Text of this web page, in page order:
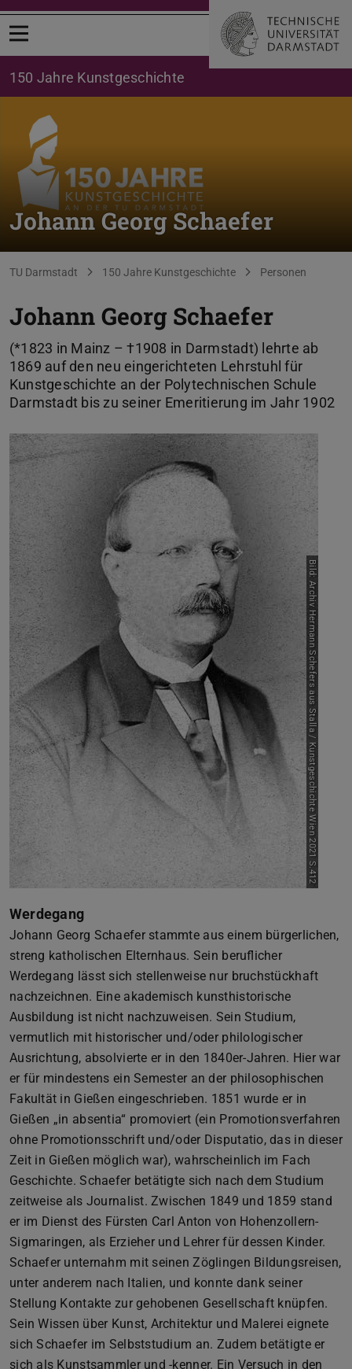
Menü öffnen
150 Jahre Kunstgeschichte
Johann Georg Schaefer
Sie befinden sich hier:
TU Darmstadt 150 Jahre Kunstgeschichte Personen
Johann Georg Schaefer
(*1823 in Mainz – †1908 in Darmstadt) lehrte ab
1869 auf den neu eingerichteten Lehrstuhl für
Kunstgeschichte an der Polytechnischen Schule
Darmstadt bis zu seiner Emeritierung im Jahr 1902
Bild: Archiv Hermann Schefers aus Stalla / Kunstgeschichte Wien 2021 S.412
Werdegang
Johann Georg Schaefer stammte aus einem bürgerlichen,
streng katholischen Elternhaus. Sein beruflicher
Werdegang lässt sich stellenweise nur bruchstückhaft
nachzeichnen. Eine akademisch kunsthistorische
Ausbildung ist nicht nachzuweisen. Sein Studium,
vermutlich mit historischer und/oder philologischer
Ausrichtung, absolvierte er in den 1840er-Jahren. Hier war
er für mindestens ein Semester an der philosophischen
Fakultät in Gießen eingeschrieben. 1851 wurde er in
Gießen „in absentia“ promoviert (ein Promotionsverfahren
ohne Promotionsschrift und/oder Disputatio, das in dieser
Zeit in Gießen möglich war), wahrscheinlich im Fach
Geschichte. Schaefer betätigte sich nach dem Studium
zeitweise als Journalist. Zwischen 1849 und 1859 stand
er im Dienst des Fürsten Carl Anton von Hohenzollern-
Sigmaringen, als Erzieher und Lehrer für dessen Kinder.
Schaefer unternahm mit seinen Zöglingen Bildungsreisen,
unter anderem nach Italien, und konnte dank seiner
Stellung Kontakte zur gehobenen Gesellschaft knüpfen.
Sein Wissen über Kunst, Architektur und Malerei eignete
sich Schaefer im Selbststudium an. Zudem betätigte er
sich als Kunstsammler und -kenner. Ein Versuch in den